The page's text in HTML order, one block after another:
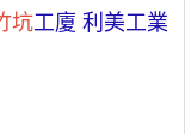
坑工廈 利美工業